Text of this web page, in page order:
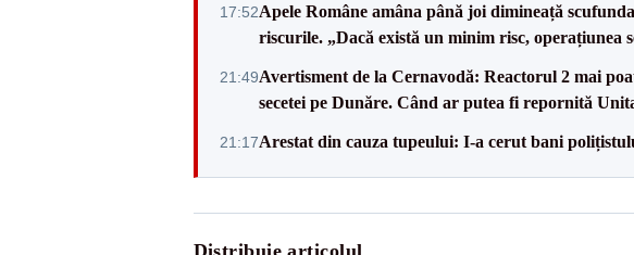
17:52Apele Române amâna până joi dimineață
riscurile. „Dacă există un minim risc, operațiunea
21:49Avertisment de la Cernavodă: Reactorul 2 mai
secetei pe Dunăre. Când ar putea fi repornită
21:17Arestat din cauza tupeului: I-a cerut bani
Distribuie articolul